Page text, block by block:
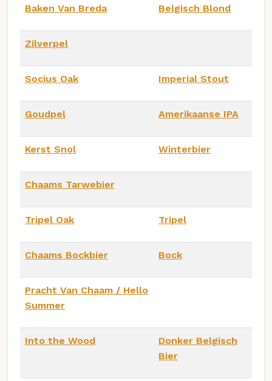
Baken Van Breda Belgisch Blond
Zilverpel
Socius Oak Imperial Stout
Goudpel Amerikaanse IPA
Kerst Snol Winterbier
Chaams Tarwebier
Tripel Oak Tripel
Chaams Bockbier Bock
Pracht Van Chaam / Hello
Summer
Into the Wood
Donker Belgisch
Bier